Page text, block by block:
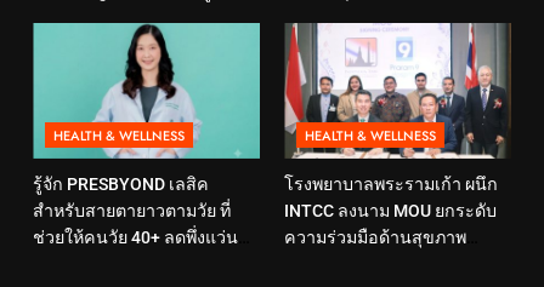
ดูแลสุขภาพเชิงป้องกันที่ตอบ
โจทย์ไลฟ์สไตล์ ภายใต้แนวคิด
“SELF-CARE IS HEALTHCARE”
Rehabilitation Center) นำ
เทคโนโลยีสุดล้ำ หุ่นยนต์ฝึก
เดิน มาเพิ่มประสิทธิภาพ
HEALTH & WELLNESS
รู้จัก PRESBYOND เลสิค
สำหรับสายตายาวตามวัย ที่
ช่วยให้คนวัย 40+ ลดพึ่งแว่น
HEALTH & WELLNESS
โรงพยาบาลพระรามเก้า ผนึก
INTCC ลงนาม MOU ยกระดับ
ความร่วมมือด้านสุขภาพ